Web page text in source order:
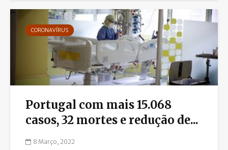
CORONAVÍRUS
Portugal com mais 15.068
casos, 32 mortes e redução de...
8 Março, 2022